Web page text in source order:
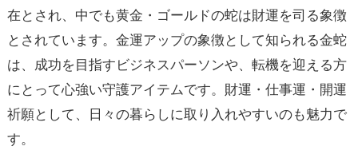
在とされ、中でも黄金・ゴールドの蛇は財運を司る象徴
とされています。金運アップの象徴として知られる金蛇
は、成功を目指すビジネスパーソンや、転機を迎える方
にとって心強い守護アイテムです。財運・仕事運・開運
祈願として、日々の暮らしに取り入れやすいのも魅力で
す。